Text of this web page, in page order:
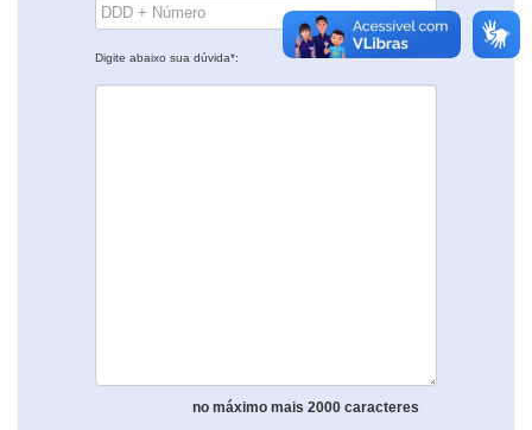
Digite abaixo sua dúvida*:
no máximo mais 2000 caracteres